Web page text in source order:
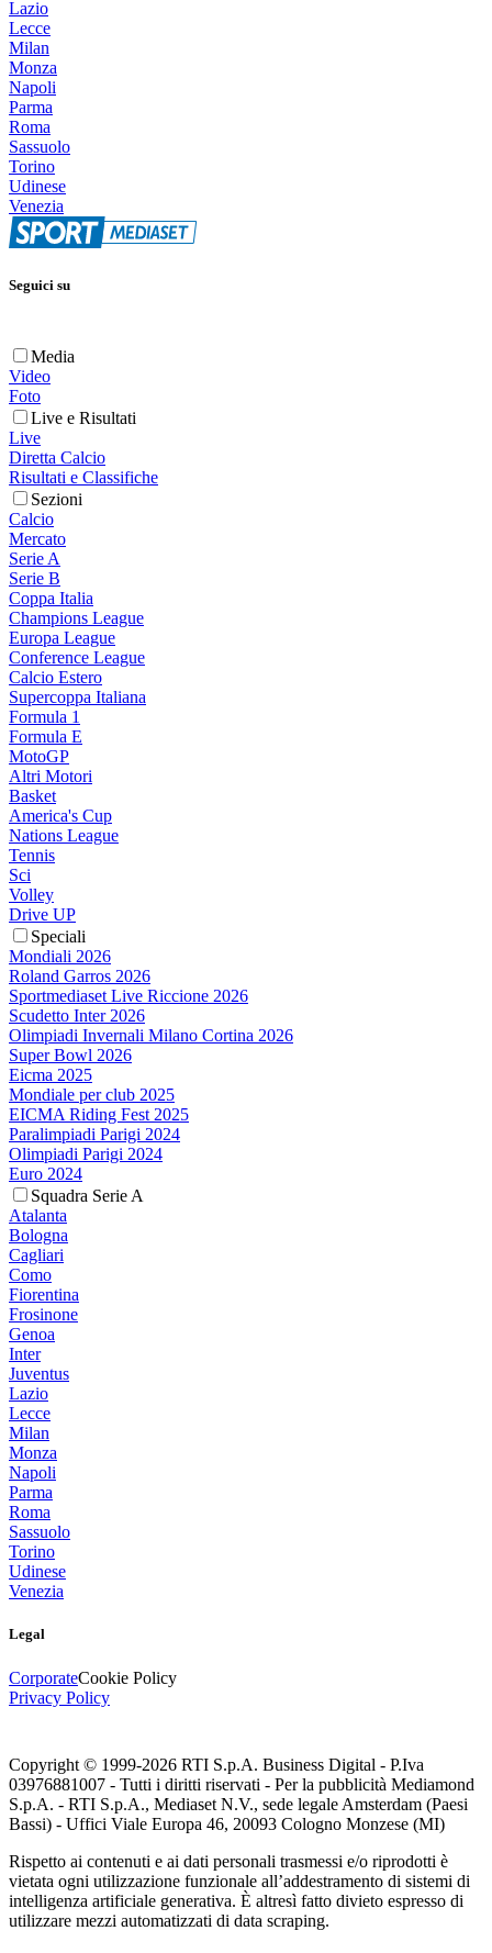
Lazio
Lecce
Milan
Monza
Napoli
Parma
Roma
Sassuolo
Torino
Udinese
Venezia
Seguici su
Media
Video
Foto
Live e Risultati
Live
Diretta Calcio
Risultati e Classifiche
Sezioni
Calcio
Mercato
Serie A
Serie B
Coppa Italia
Champions League
Europa League
Conference League
Calcio Estero
Supercoppa Italiana
Formula 1
Formula E
MotoGP
Altri Motori
Basket
America's Cup
Nations League
Tennis
Sci
Volley
Drive UP
Speciali
Mondiali 2026
Roland Garros 2026
Sportmediaset Live Riccione 2026
Scudetto Inter 2026
Olimpiadi Invernali Milano Cortina 2026
Super Bowl 2026
Eicma 2025
Mondiale per club 2025
EICMA Riding Fest 2025
Paralimpiadi Parigi 2024
Olimpiadi Parigi 2024
Euro 2024
Squadra Serie A
Atalanta
Bologna
Cagliari
Como
Fiorentina
Frosinone
Genoa
Inter
Juventus
Lazio
Lecce
Milan
Monza
Napoli
Parma
Roma
Sassuolo
Torino
Udinese
Venezia
Legal
CorporateCookie Policy
Privacy Policy
Copyright © 1999-2026 RTI S.p.A. Business Digital - P.Iva
03976881007 - Tutti i diritti riservati - Per la pubblicità Mediamond
S.p.A. - RTI S.p.A., Mediaset N.V., sede legale Amsterdam (Paesi
Bassi) - Uffici Viale Europa 46, 20093 Cologno Monzese (MI)
Rispetto ai contenuti e ai dati personali trasmessi e/o riprodotti è
vietata ogni utilizzazione funzionale all’addestramento di sistemi di
intelligenza artificiale generativa. È altresì fatto divieto espresso di
utilizzare mezzi automatizzati di data scraping.